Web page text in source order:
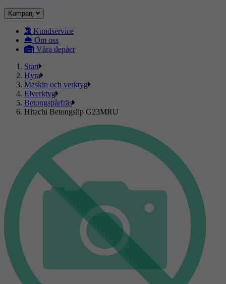
Kampanj
Kundservice
Om oss
Våra depåer
Start
Hyra
Maskin och verktyg
Elverktyg
Betongspårfräs
Hitachi Betongslip G23MRU